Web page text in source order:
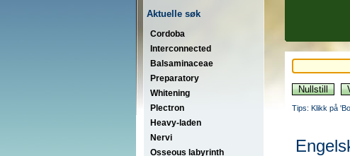
Aktuelle søk
Cordoba
Interconnected
Balsaminaceae
Preparatory
Whitening
Plectron
Heavy-laden
Nervi
Osseous labyrinth
Tips: Klikk på